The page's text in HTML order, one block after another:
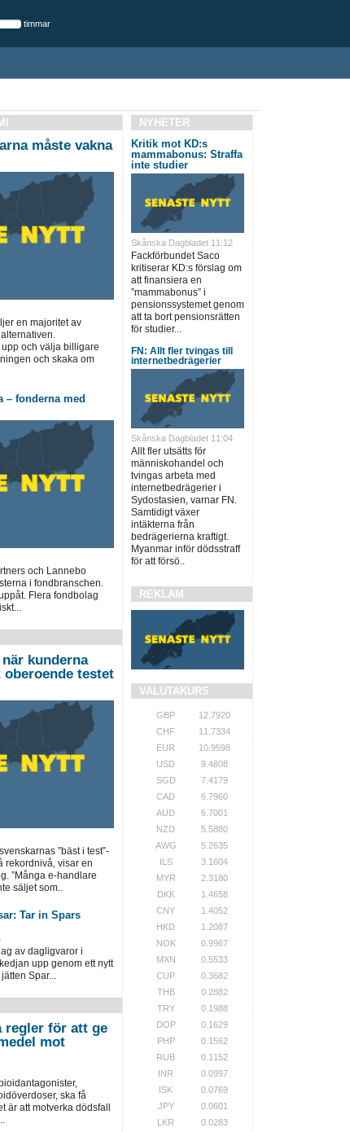
timmar
måste vakna
en majoritet av
och välja billigare
och skaka om
– fonderna med
och Lannebo
i fondbranschen.
Flera fondbolag
kunderna
testet
”bäst i test”-
rekordnivå, visar en
”Många e-handlare
säljet som..
Tar in Spars
av dagligvaror i
upp genom ett nytt
Spar...
regler för att ge
mot
ska få
är att motverka dödsfall
NYHETER
Kritik mot KD:s
mammabonus: Straffa
inte studier
Skånska Dagbladet 11:12
Fackförbundet Saco
kritiserar KD:s förslag om
att finansiera en
”mammabonus” i
pensionssystemet genom
att ta bort pensionsrätten
för studier...
FN: Allt fler tvingas till
internetbedrägerier
Skånska Dagbladet 11:04
Allt fler utsätts för
människohandel och
tvingas arbeta med
internetbedrägerier i
Sydostasien, varnar FN.
Samtidigt växer
intäkterna från
bedrägerierna kraftigt.
Myanmar inför dödsstraff
för att försö..
REKLAM
VALUTAKURS
GBP
12.7920
CHF
11.7334
EUR
10.9598
USD
9.4808
SGD
7.4179
CAD
6.7960
AUD
6.7001
NZD
5.5880
AWG
5.2635
ILS
3.1604
MYR
2.3180
DKK
1.4658
CNY
1.4052
HKD
1.2087
NOK
0.9967
MXN
0.5533
CUP
0.3682
THB
0.2882
TRY
0.1988
DOP
0.1629
PHP
0.1562
RUB
0.1152
INR
0.0997
ISK
0.0769
JPY
0.0601
LKR
0.0283